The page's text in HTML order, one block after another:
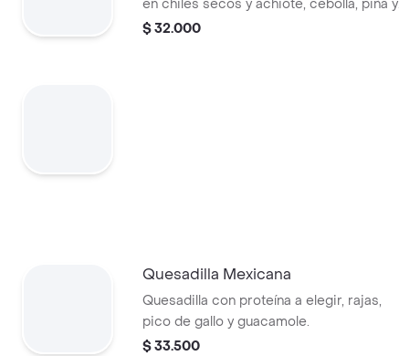
en chiles secos y achiote, cebolla, piña y
guacamole
$ 32.000
Quesadilla Mexicana
Quesadilla con proteína a elegir, rajas,
pico de gallo y guacamole.
$ 33.500